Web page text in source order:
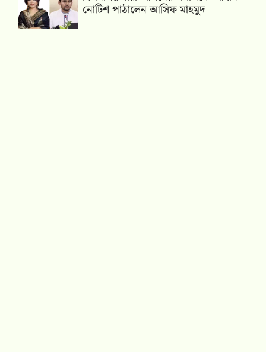
নোটিশ পাঠালেন আসিফ মাহমুদ